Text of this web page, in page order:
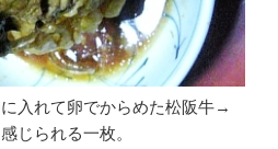
入れて卵でからめた松阪牛→
じられる一枚。